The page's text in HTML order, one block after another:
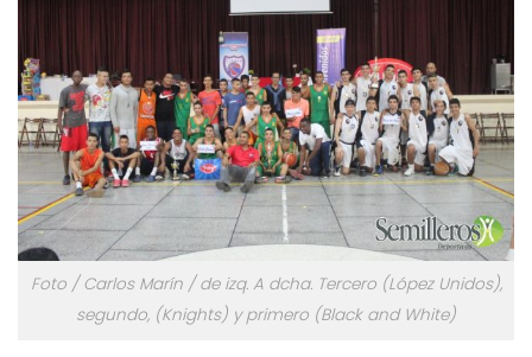
Foto / Carlos Marín / de izq. A dcha. Tercero (López Unidos),
segundo, (Knights) y primero (Black and White)